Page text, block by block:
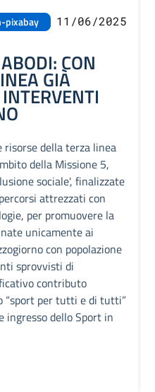
pixabay 11/06/2025
CON
GIÀ
della terza linea
della Missione 5,
sociale', finalizzate
attrezzati con
per promuovere la
unicamente ai
con popolazione
sprovvisti di
contributo
“sport per tutti e di tutti”
ingresso dello Sport in